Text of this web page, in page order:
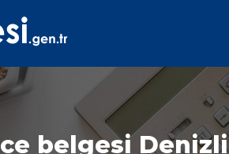
ce belgesi Denizli